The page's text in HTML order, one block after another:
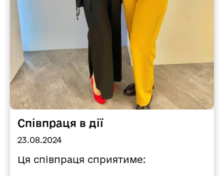
Співпраця в дії
23.08.2024
Ця співпраця сприятиме: